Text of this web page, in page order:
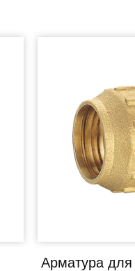
Арматура